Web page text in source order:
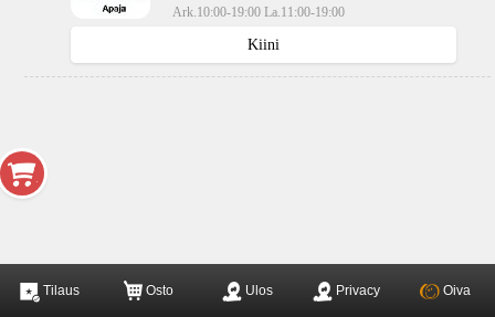
Ark.10:00-19:00 La.11:00-19:00
Kiini
Tilaus Osto Ulos Privacy Oiva